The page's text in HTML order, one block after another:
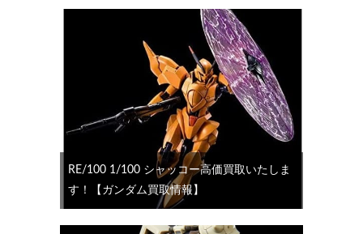
RE/100 1/100 シャッコー高価買取いたしま
す！【ガンダム買取情報】